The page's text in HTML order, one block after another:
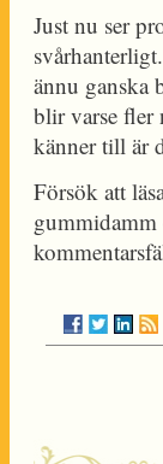
Just nu ser
ännu ganska
blir varse fler
känner till är
Försök att